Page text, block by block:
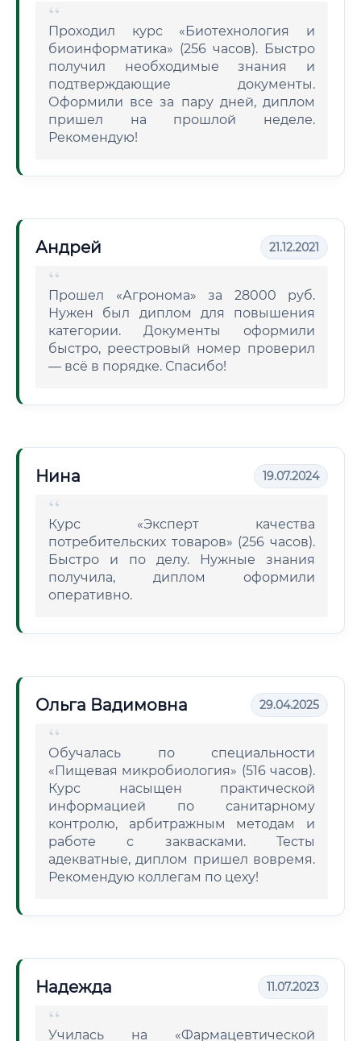
Проходил курс «Биотехнология и
биоинформатика» (256 часов). Быстро
получил необходимые знания и
подтверждающие документы.
Оформили все за пару дней, диплом
пришел на прошлой неделе.
Рекомендую!
Андрей 21.12.2021
Прошел «Агронома» за 28000 руб.
Нужен был диплом для повышения
категории. Документы оформили
быстро, реестровый номер проверил
— всё в порядке. Спасибо!
Нина 19.07.2024
Курс «Эксперт качества
потребительских товаров» (256 часов).
Быстро и по делу. Нужные знания
получила, диплом оформили
оперативно.
Ольга Вадимовна 29.04.2025
Обучалась по специальности
«Пищевая микробиология» (516 часов).
Курс насыщен практической
информацией по санитарному
контролю, арбитражным методам и
работе с заквасками. Тесты
адекватные, диплом пришел вовремя.
Рекомендую коллегам по цеху!
Надежда 11.07.2023
Училась на «Фармацевтической